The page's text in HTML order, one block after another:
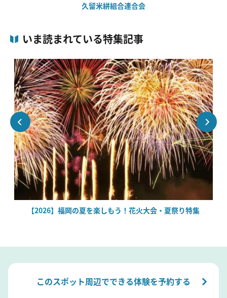
久留米絣組合連合会
いま読まれている特集記事
【2026】福岡の夏を楽しもう！花火大会・夏祭り特集
このスポット周辺でできる体験を予約する